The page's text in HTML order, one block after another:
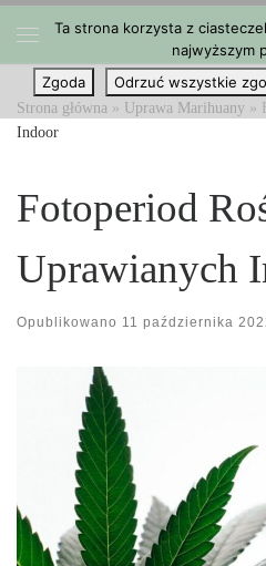
Przejdź do treści
Strona główna » Uprawa Marihuany »
Indoor
Fotoperiod
Uprawianych
Opublikowano 11 października
Ta strona korzysta z
najwyższym
Zgoda
Odrzuć wszystkie